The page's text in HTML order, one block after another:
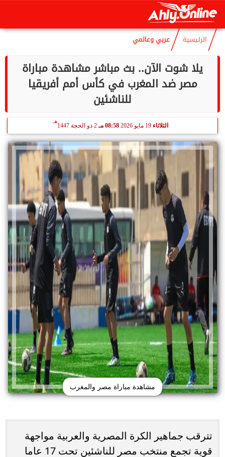
الإثنين
الرئيسية عربي وعالمي
يلا شوت الآن.. بث مباشر مشاهدة مباراة
مصر ضد المغرب في كأس أمم أفريقيا
للناشئين
الثلاثاء 19 مايو 2026 08:58 مـ 2 ذو الحجة 1447
هـ
مشاهدة مباراة مصر والمغرب
تترقب جماهير الكرة المصرية والعربية مواجهة
قوية تجمع منتخب مصر للناشئين تحت 17 عاما